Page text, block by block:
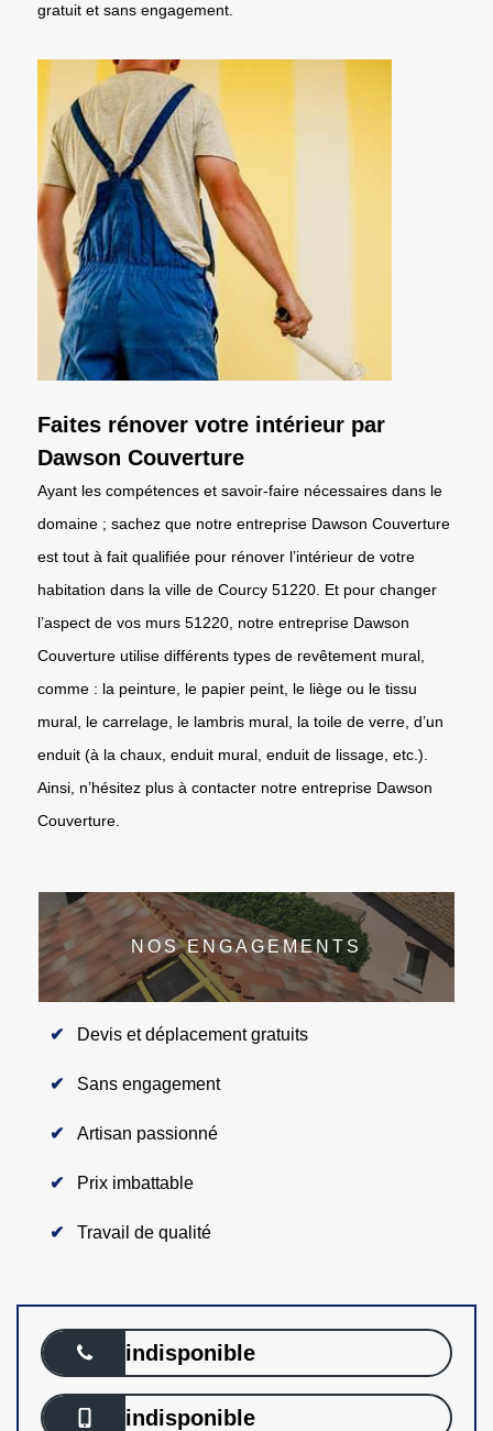
gratuit et sans engagement.
Faites rénover votre intérieur par
Dawson Couverture
Ayant les compétences et savoir-faire nécessaires dans le
domaine ; sachez que notre entreprise Dawson Couverture
est tout à fait qualifiée pour rénover l’intérieur de votre
habitation dans la ville de Courcy 51220. Et pour changer
l’aspect de vos murs 51220, notre entreprise Dawson
Couverture utilise différents types de revêtement mural,
comme : la peinture, le papier peint, le liège ou le tissu
mural, le carrelage, le lambris mural, la toile de verre, d’un
enduit (à la chaux, enduit mural, enduit de lissage, etc.).
Ainsi, n’hésitez plus à contacter notre entreprise Dawson
Couverture.
NOS ENGAGEMENTS
Devis et déplacement gratuits
Sans engagement
Artisan passionné
Prix imbattable
Travail de qualité
indisponible
indisponible